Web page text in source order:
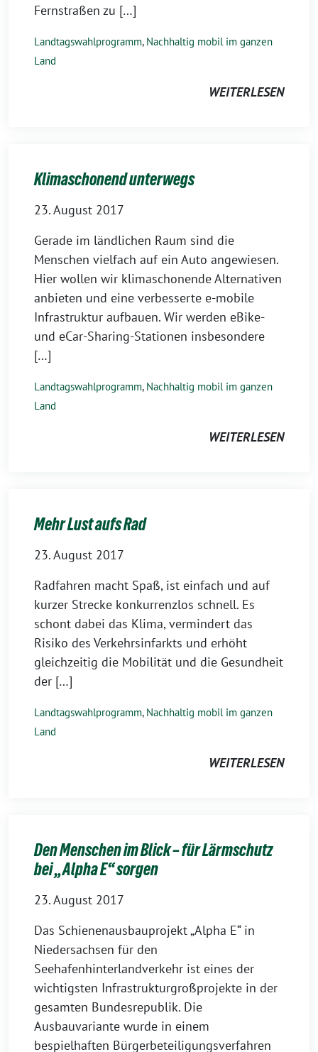
Fernstraßen zu […]
Landtagswahlprogramm, Nachhaltig mobil im ganzen
Land
WEITERLESEN
Klimaschonend unterwegs
23. August 2017
Gerade im ländlichen Raum sind die
Menschen vielfach auf ein Auto angewiesen.
Hier wollen wir klimaschonende Alternativen
anbieten und eine verbesserte e-mobile
Infrastruktur aufbauen. Wir werden eBike-
und eCar-Sharing-Stationen insbesondere
[…]
Landtagswahlprogramm, Nachhaltig mobil im ganzen
Land
WEITERLESEN
Mehr Lust aufs Rad
23. August 2017
Radfahren macht Spaß, ist einfach und auf
kurzer Strecke konkurrenzlos schnell. Es
schont dabei das Klima, vermindert das
Risiko des Verkehrsinfarkts und erhöht
gleichzeitig die Mobilität und die Gesundheit
der […]
Landtagswahlprogramm, Nachhaltig mobil im ganzen
Land
WEITERLESEN
Den Menschen im Blick – für Lärmschutz
bei „Alpha E“ sorgen
23. August 2017
Das Schienenausbauprojekt „Alpha E“ in
Niedersachsen für den
Seehafenhinterlandverkehr ist eines der
wichtigsten Infrastrukturgroßprojekte in der
gesamten Bundesrepublik. Die
Ausbauvariante wurde in einem
bespielhaften Bürgerbeteiligungsverfahren